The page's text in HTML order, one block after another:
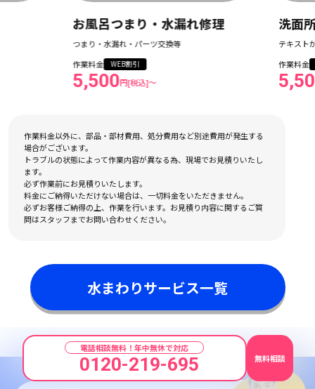
お風呂つまり・水漏れ修理
つまり・水漏れ・パーツ交換等
作業料金
WEB割引
5,500円[税込]〜
洗面
テキスト
作業料金
作業料金以外に、部品・部材費用、処分費用など別途費用が発生する
場合がございます。
トラブルの状態によって作業内容が異なる為、現場でお見積りいたし
ます。
必ず作業前にお見積りいたします。
料金にご納得いただけない場合は、一切料金をいただきません。
必ずお客様ご納得の上、作業を行います。お見積り内容に関するご質
問はスタッフまでお問い合わせください。
水まわりサービス一覧
電話相談無料！年中無休で対応
0120-219-695 無料相談